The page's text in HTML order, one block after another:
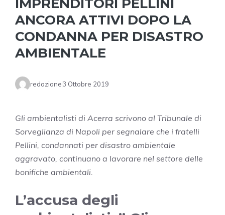
IMPRENDITORI PELLINI
ANCORA ATTIVI DOPO LA
CONDANNA PER DISASTRO
AMBIENTALE
redazione3 Ottobre 2019
Gli ambientalisti di Acerra scrivono al Tribunale di
Sorveglianza di Napoli per segnalare che i fratelli
Pellini, condannati per disastro ambientale
aggravato, continuano a lavorare nel settore delle
bonifiche ambientali.
L’accusa degli